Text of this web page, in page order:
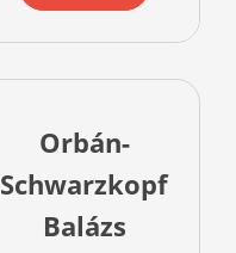
Orbán-
Schwarzkopf
Balázs